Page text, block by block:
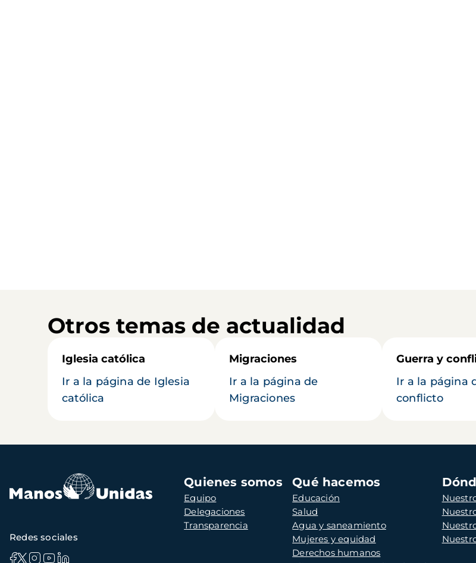
Otros temas de actualidad
Iglesia católica
Ir a la página de Iglesia
católica
Migraciones
Ir a la página de
Migraciones
Guerra y
Ir a la página
conflicto
Navegación
principal
Quienes somos
Equipo
Delegaciones
Transparencia
Qué hacemos
Educación
Salud
Agua y saneamiento
Mujeres y equidad
Derechos humanos
Redes sociales